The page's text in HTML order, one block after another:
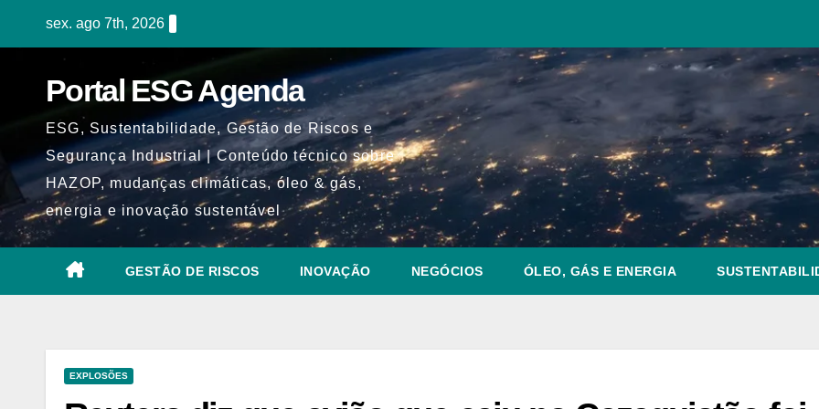
sex. ago 7th, 2026
Portal ESG Agenda
ESG, Sustentabilidade, Gestão de Riscos e
Segurança Industrial | Conteúdo técnico sobre
HAZOP, mudanças climáticas, óleo & gás,
energia e inovação sustentável
GESTÃO DE RISCOS INOVAÇÃO NEGÓCIOS ÓLEO, GÁS E ENERGIA
EXPLOSÕES